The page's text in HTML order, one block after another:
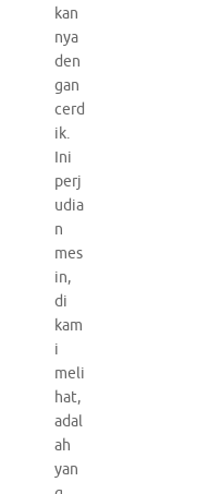
kan
nya
den
gan
cerd
ik.
Ini
perj
udia
n
mes
in,
di
kam
i
meli
hat,
adal
ah
yan